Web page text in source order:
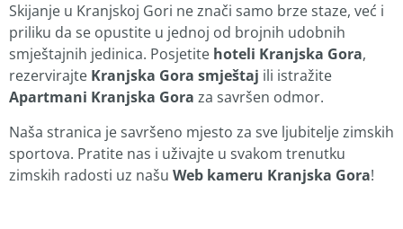
Skijanje u Kranjskoj Gori ne znači samo brze staze, već i
priliku da se opustite u jednoj od brojnih udobnih
smještajnih jedinica. Posjetite hoteli Kranjska Gora,
rezervirajte Kranjska Gora smještaj ili istražite
Apartmani Kranjska Gora za savršen odmor.
Naša stranica je savršeno mjesto za sve ljubitelje zimskih
sportova. Pratite nas i uživajte u svakom trenutku
zimskih radosti uz našu Web kameru Kranjska Gora!